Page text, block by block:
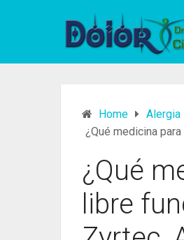
Home Alergia
¿Qué medicina
¿Qué
libre